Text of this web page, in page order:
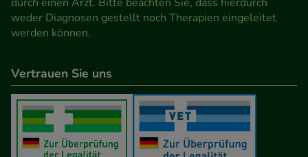
weder Diagnosen gestellt noch Therapien eingeleitet
werden können.
Vertrauen Sie uns